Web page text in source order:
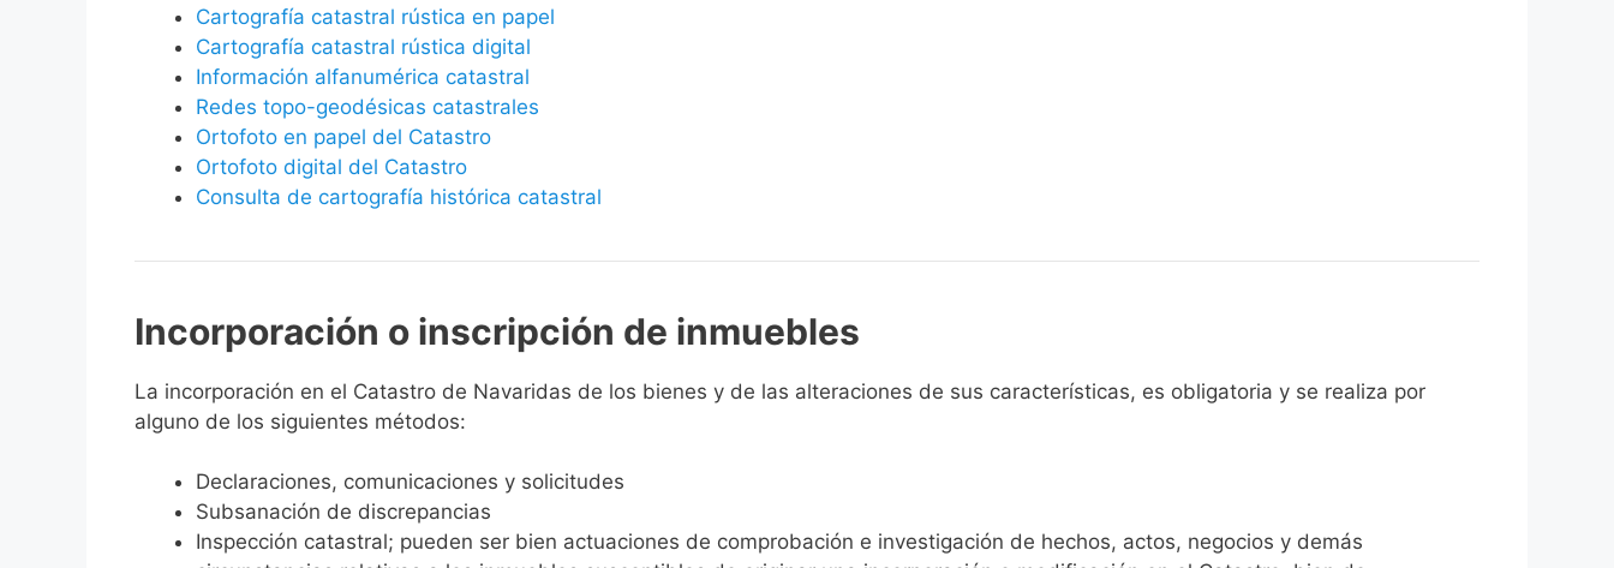
Cartografía catastral rústica en papel
Cartografía catastral rústica digital
Información alfanumérica catastral
Redes topo-geodésicas catastrales
Ortofoto en papel del Catastro
Ortofoto digital del Catastro
Consulta de cartografía histórica catastral
Incorporación o inscripción de inmuebles
La incorporación en el Catastro de Navaridas de los bienes y de las alteraciones de sus características, es obligatoria y se realiza por
alguno de los siguientes métodos:
Declaraciones, comunicaciones y solicitudes
Subsanación de discrepancias
Inspección catastral; pueden ser bien actuaciones de comprobación e investigación de hechos, actos, negocios y demás